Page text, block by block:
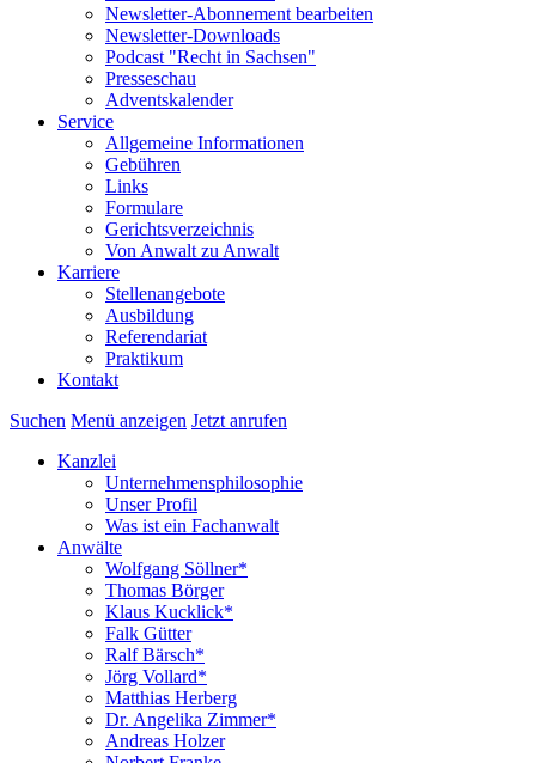
Newsletter-Abonnement bearbeiten
Newsletter-Downloads
Podcast "Recht in Sachsen"
Presseschau
Adventskalender
Service
Allgemeine Informationen
Gebühren
Links
Formulare
Gerichtsverzeichnis
Von Anwalt zu Anwalt
Karriere
Stellenangebote
Ausbildung
Referendariat
Praktikum
Kontakt
Suchen Menü anzeigen Jetzt anrufen
Kanzlei
Unternehmensphilosophie
Unser Profil
Was ist ein Fachanwalt
Anwälte
Wolfgang Söllner*
Thomas Börger
Klaus Kucklick*
Falk Gütter
Ralf Bärsch*
Jörg Vollard*
Matthias Herberg
Dr. Angelika Zimmer*
Andreas Holzer